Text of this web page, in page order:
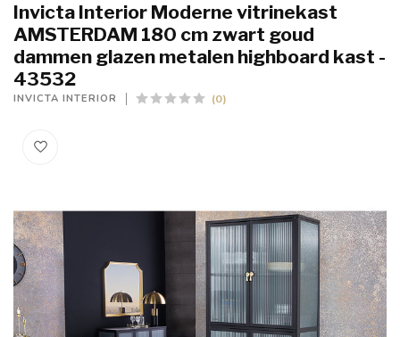
Invicta Interior Moderne vitrinekast
AMSTERDAM 180 cm zwart goud
dammen glazen metalen highboard kast -
43532
INVICTA INTERIOR (0)